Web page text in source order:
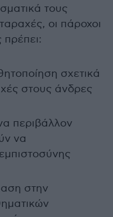
τους
οι πάροχοι
σχετικά
στους άνδρες
περιβάλλον
να
στην